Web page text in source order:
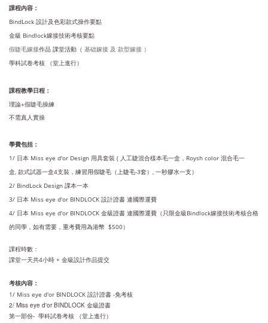
課程內容：
BindLock 設計及色彩款式操作要點
金級 Bindlock嫁接技術考核要點
假睫毛嫁接作品 課堂活動（ 基础嫁接 及 款型嫁接 ）
學科試卷考核 （堂上進行）
課程教學日程：
理論+假睫毛操練
不需真人實操
學費包括：
1/ 日本 Miss eye d'or Design 用具套裝 ( 人工睫混合樣本毛一盒，Roysh color 混合毛一
盒, 款式試器一盒4支裝 ， 練習用假睫毛（上睫毛-3套）, 一秒膠水一支）
2/ BindLock Design 課本一本
3/ 日本 Miss eye d'or BINDLOCK 設計證書 連國際運費
4/ 日本 Miss eye d'or BINDLOCK 金級證書 連國際運費 （只限金級Bindlock嫁接技術考核合格
的同學，如有需要，重考費用為港幣 $500）
課程時數：
課堂一天共4小時 + 金級設計作品提交
考核內容：
1/ Miss eye d'or BINDLOCK 設計證書 -免考核
2/ Miss eye d'or BINDLOCK 金級證書
第一部份- 學科試卷考核 （堂上進行）